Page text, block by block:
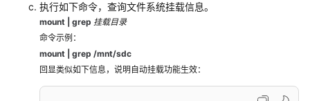
云
硬
盘
监
控
数
执行如下命令，查询文件系统挂载信息。
mount grep 挂载目录
命令示例：
mount
grep /mnt/sdc
回显类似如下信息，说明自动挂载功能生效：